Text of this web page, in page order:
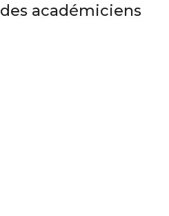
académiciens